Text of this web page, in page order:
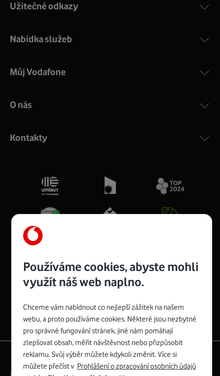
Spojte se s Vodafonem
English|Mapa webu
Užitečné odkazy
Nabídka služeb
Můj Vodafone
O nás
Kontakty
Právní­ podmí­nky Ochrana soukromí­
Používáme cookies, abyste mohli
využít náš web naplno.
Chceme vám nabídnout co nejlepší zážitek na našem
webu, a proto používáme cookies. Některé jsou nezbytné
pro správné fungování stránek, jiné nám pomáhají
zlepšovat obsah, měřit návštěvnost nebo přizpůsobit
reklamu. Svůj výběr můžete kdykoli změnit. Více si
můžete přečíst v Prohlášení o zpracování osobních údajů